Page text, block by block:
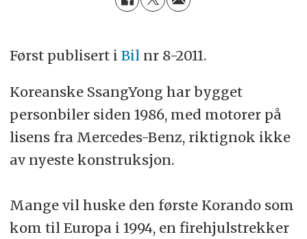
Først publisert i Bil nr 8-2011.
Koreanske SsangYong har bygget
personbiler siden 1986, med motorer på
lisens fra Mercedes-Benz, riktignok ikke
av nyeste konstruksjon.
Mange vil huske den første Korando som
kom til Europa i 1994, en firehjulstrekker